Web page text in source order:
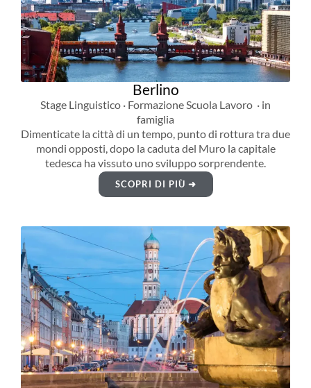
Berlino
Stage Linguistico · Formazione Scuola Lavoro · in
famiglia
Dimenticate la città di un tempo, punto di rottura tra due
mondi opposti, dopo la caduta del Muro la capitale
tedesca ha vissuto uno sviluppo sorprendente.
SCOPRI DI PIÙ ➜